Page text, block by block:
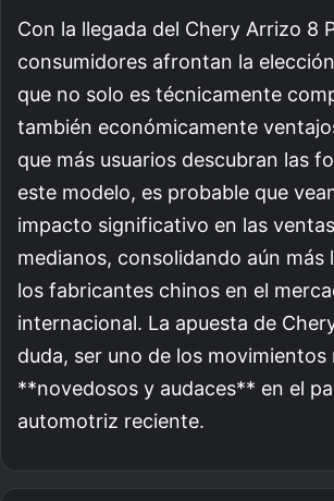
Con la llegada del Chery Arrizo 8
consumidores afrontan la
que no solo es técnicamente
también económicamente
que más usuarios descubran las
este modelo, es probable que
impacto significativo en las
medianos, consolidando aún más
los fabricantes chinos en el
internacional. La apuesta de
duda, ser uno de los movimientos
**novedosos y audaces** en el
automotriz reciente.